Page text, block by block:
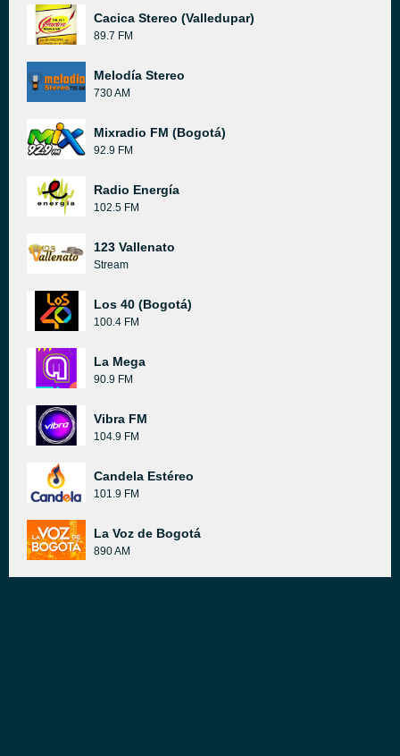
Cacica Stereo (Valledupar)
89.7 FM
Melodía Stereo
730 AM
Mixradio FM (Bogotá)
92.9 FM
Radio Energía
102.5 FM
123 Vallenato
Stream
Los 40 (Bogotá)
100.4 FM
La Mega
90.9 FM
Vibra FM
104.9 FM
Candela Estéreo
101.9 FM
La Voz de Bogotá
890 AM